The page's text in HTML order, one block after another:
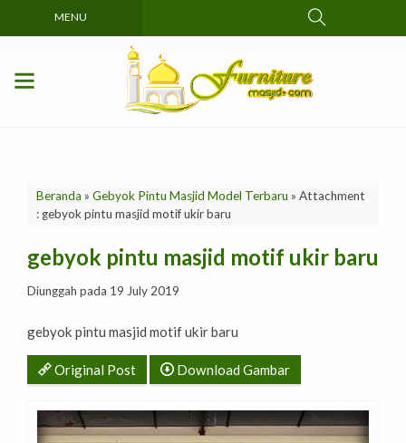
MENU
Beranda » Gebyok Pintu Masjid Model Terbaru » Attachment
: gebyok pintu masjid motif ukir baru
gebyok pintu masjid motif ukir baru
Diunggah pada 19 July 2019
gebyok pintu masjid motif ukir baru
Original Post Download Gambar